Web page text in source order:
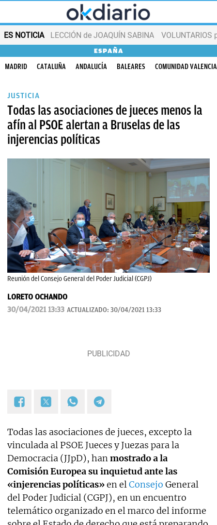
ES NOTICIA LECCIÓN de JOAQUÍN SABINA VOLUNTARIOS
ESPAÑA
MADRID CATALUÑA ANDALUCÍA BALEARES COMUNIDAD
JUSTICIA
Todas las asociaciones de jueces menos la
afín al PSOE alertan a Bruselas de las
injerencias políticas
Reunión del Consejo General del Poder Judicial (CGPJ)
LORETO OCHANDO
30/04/2021 13:33 ACTUALIZADO: 30/04/2021 13:33
Todas las asociaciones de jueces, excepto la
vinculada al PSOE Jueces y Juezas para la
Democracia (JJpD), hanmostrado a la
Comisión Europea su inquietud ante las
«injerencias políticas»en elConsejo General
del Poder Judicial (CGPJ), en un encuentro
telemático organizado en el marco del informe